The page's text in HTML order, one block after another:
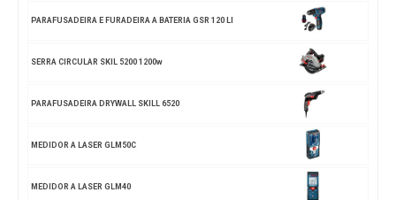
PARAFUSADEIRA E FURADEIRA A BATERIA GSR 120 LI
SERRA CIRCULAR SKIL 5200 1200w
PARAFUSADEIRA DRYWALL SKILL 6520
MEDIDOR A LASER GLM50C
MEDIDOR A LASER GLM40